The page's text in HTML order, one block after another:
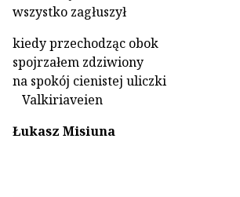
wszystko zagłuszył
kiedy przechodząc obok
spojrzałem zdziwiony
na spokój cienistej uliczki
Valkiriaveien
Łukasz Misiuna